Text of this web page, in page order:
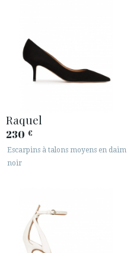
Raquel
230 €
Escarpins à talons moyens en daim
noir